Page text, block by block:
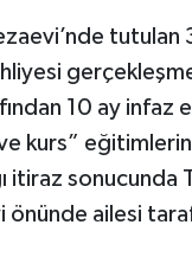
tutulan
10 ay infaz
kurs”
sonucunda
ailesi